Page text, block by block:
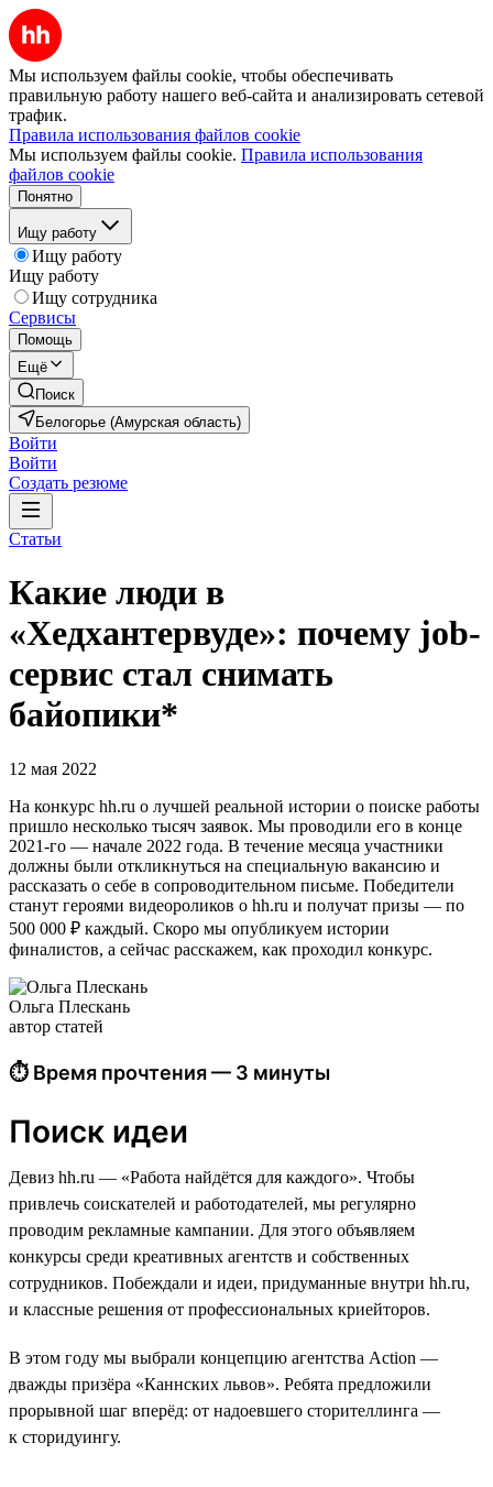
Мы используем файлы cookie, чтобы обеспечивать
правильную работу нашего веб-сайта и анализировать сетевой
трафик.
Правила использования файлов cookie
Мы используем файлы cookie. Правила использования
файлов cookie
Понятно
Ищу работу
Ищу работу
Ищу работу
Ищу сотрудника
Сервисы
Помощь
Ещё
Поиск
Белогорье (Амурская область)
Войти
Войти
Создать резюме
Статьи
Какие люди в
«Хедхантервуде»: почему job-
сервис стал снимать
байопики*
12 мая 2022
На конкурс hh.ru о лучшей реальной истории о поиске работы
пришло несколько тысяч заявок. Мы проводили его в конце
2021-го — начале 2022 года. В течение месяца участники
должны были откликнуться на специальную вакансию и
рассказать о себе в сопроводительном письме. Победители
станут героями видеороликов о hh.ru и получат призы — по
500 000 ₽ каждый. Скоро мы опубликуем истории
финалистов, а сейчас расскажем, как проходил конкурс.
Ольга Плескань
автор статей
⏱ Время прочтения — 3 минуты
Поиск идеи
Девиз hh.ru — «Работа найдётся для каждого». Чтобы
привлечь соискателей и работодателей, мы регулярно
проводим рекламные кампании. Для этого объявляем
конкурсы среди креативных агентств и собственных
сотрудников. Побеждали и идеи, придуманные внутри hh.ru,
и классные решения от профессиональных криейторов.
В этом году мы выбрали концепцию агентства Action —
дважды призёра «Каннских львов». Ребята предложили
прорывной шаг вперёд: от надоевшего сторителлинга —
к сторидуингу.